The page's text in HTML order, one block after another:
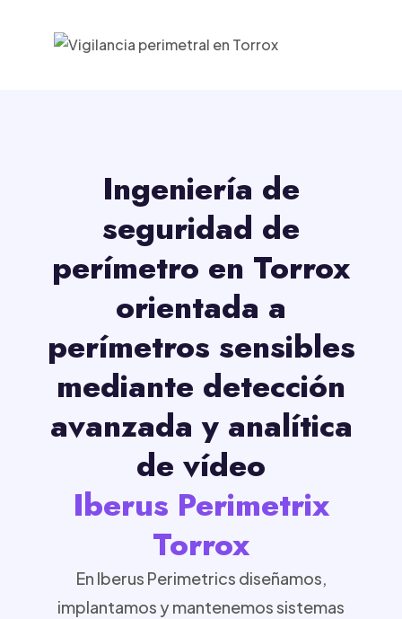
Ingeniería de
seguridad de
perímetro en Torrox
orientada a
perímetros sensibles
mediante detección
avanzada y analítica
de vídeo
Iberus Perimetrix
Torrox
En Iberus Perimetrics diseñamos,
implantamos y mantenemos sistemas